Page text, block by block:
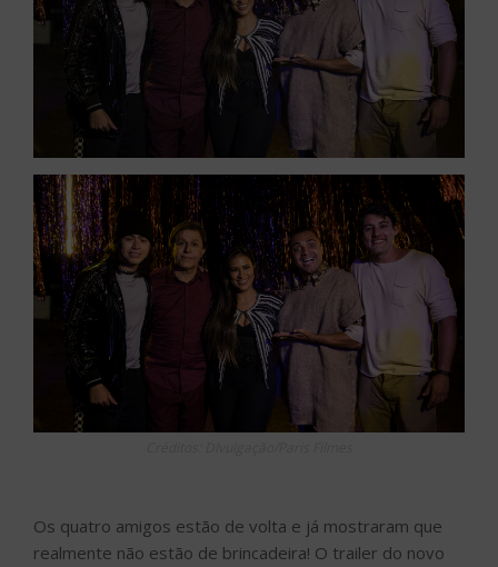
Os quatro amigos estão de volta e já mostraram que
realmente não estão de brincadeira! O trailer do novo